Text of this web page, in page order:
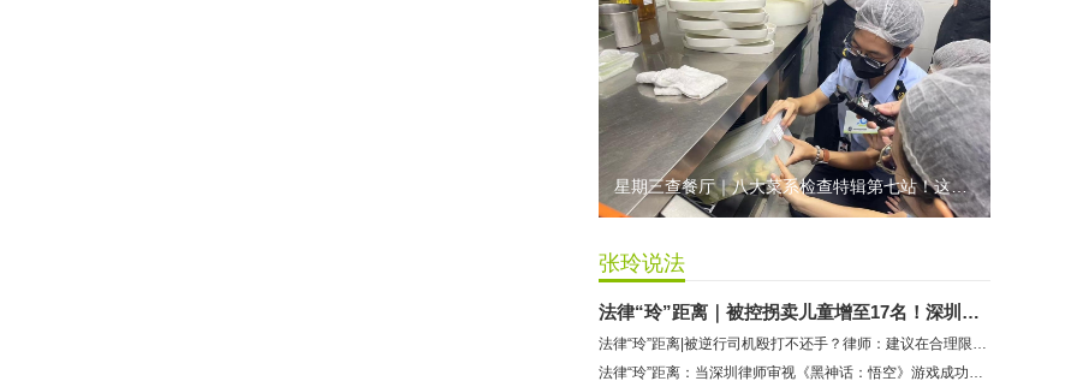
无上悦动健身：商家停业未退费
哈尔特健身：商家拒不配合调解
香港卡依宝贝国际婴幼儿游泳馆：商家停业未退费
龅牙兔儿童情商训练营：商家承诺退费未履行
预付式消费退款难 深圳市消委会公开谴责力美健华联店
元宵佳节，发生了“甜蜜的烦恼”该怎么办？星期三查餐厅｜八大菜系检查特辑第七站！这家米其林一星人气闽菜餐厅后厨干净吗？
张玲说法
法律“玲”距离｜被控拐卖儿童增至17名！深圳律师解读余华英案